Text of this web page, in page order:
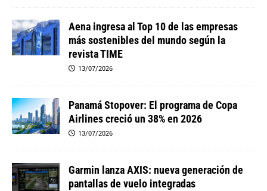
Aena ingresa al Top 10 de las empresas
más sostenibles del mundo según la
revista TIME
13/07/2026
Panamá Stopover: El programa de Copa
Airlines creció un 38% en 2026
13/07/2026
Garmin lanza AXIS: nueva generación de
pantallas de vuelo integradas